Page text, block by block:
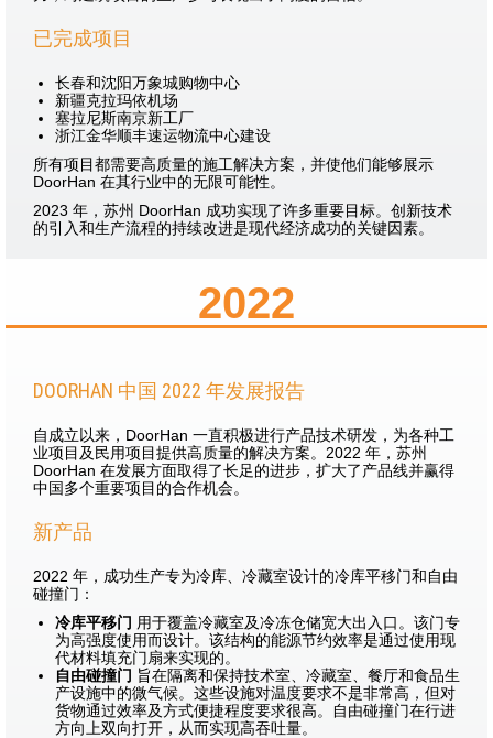
已完成项目
长春和沈阳万象城购物中心
新疆克拉玛依机场
塞拉尼斯南京新工厂
浙江金华顺丰速运物流中心建设
所有项目都需要高质量的施工解决方案，并使他们能够展示
DoorHan 在其行业中的无限可能性。
2023 年，苏州 DoorHan 成功实现了许多重要目标。创新技术
的引入和生产流程的持续改进是现代经济成功的关键因素。
2022
DOORHAN 中国 2022 年发展报告
自成立以来，DoorHan 一直积极进行产品技术研发，为各种工
业项目及民用项目提供高质量的解决方案。2022 年，苏州
DoorHan 在发展方面取得了长足的进步，扩大了产品线并赢得
中国多个重要项目的合作机会。
新产品
2022 年，成功生产专为冷库、冷藏室设计的冷库平移门和自由
碰撞门：
冷库平移门 用于覆盖冷藏室及冷冻仓储宽大出入口。该门专
为高强度使用而设计。该结构的能源节约效率是通过使用现
代材料填充门扇来实现的。
自由碰撞门 旨在隔离和保持技术室、冷藏室、餐厅和食品生
产设施中的微气候。这些设施对温度要求不是非常高，但对
货物通过效率及方式便捷程度要求很高。自由碰撞门在行进
方向上双向打开，从而实现高吞吐量。